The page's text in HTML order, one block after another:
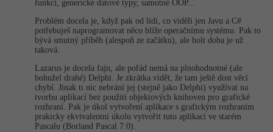
funkcí, generické datové typy, samotné OOP...
Problém docela je, když pak od lidí, co viděli jen Javu a C#
potřebuješ naprogramovat něco blíže operačnímu systému. Pak to
bývá smutný příběh (alespoň ze začátku), ale holt doba je už
taková.
Lazarus je docela fajn, ale pořád nemá na plnohodnotné (ale
bohužel drahé) Delphi. Je zkrátka vidět, že tam ještě dost věcí
chybí. Jinak ti nic nebrání jej (stejně jako Delphi) využívat na
tvorbu aplikací bez použití objektových knihoven pro grafické
rozhraní. Pak je úkol vytvoření aplikace s grafickým rozhraním
prakicky ekvivalentní úkolu vytvořit tuto aplikaci ve starém
Pascalu (Borland Pascal 7.0).